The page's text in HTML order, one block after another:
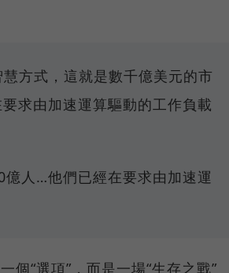
方式，這就是數千億美元的市
求由加速運算驅動的工作負載
億人…他們已經在要求由加速運
“選項”，而是一場“生存之戰”